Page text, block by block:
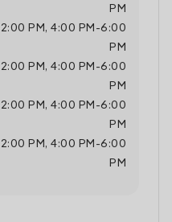
PM
2:00 PM , 4:00 PM -6:00
PM
2:00 PM , 4:00 PM -6:00
PM
2:00 PM , 4:00 PM -6:00
PM
2:00 PM , 4:00 PM -6:00
PM